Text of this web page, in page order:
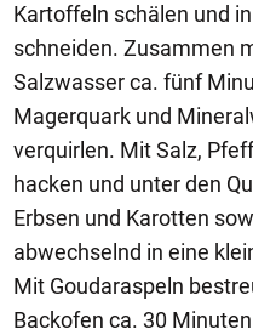
Kartoffeln schälen und
schneiden. Zusammen
Salzwasser ca. fünf
Magerquark und
verquirlen. Mit Salz,
hacken und unter den
Erbsen und Karotten
abwechselnd in eine
Mit Goudaraspeln
Backofen ca. 30